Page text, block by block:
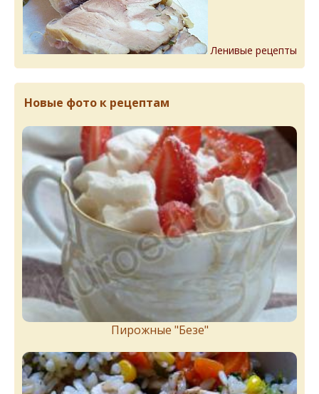
Ленивые рецепты
Новые фото к рецептам
Пирожныe "Бeзe"